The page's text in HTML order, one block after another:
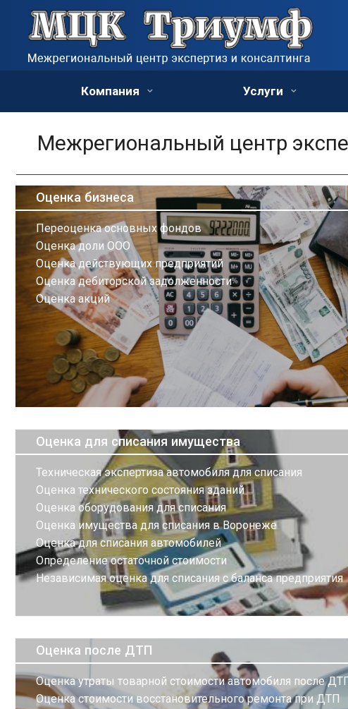
Компания Услуги
Межрегиональный центр
Оценка бизнеса
Переоценка основных фондов
Оценка доли ООО
Оценка действующих предприятий
Оценка дебиторской задолженности
Оценка акций
Оценка для списания имущества
Техническая экспертиза автомобиля для списания
Оценка технического состояния зданий
Оценка оборудования для списания
Оценка имущества для списания в Воронеже
Оценка для списания автомобилей
Определение остаточной стоимости
Независимая оценка для списания с баланса предприятия
Оценка после ДТП
Оценка утраты товарной стоимости автомобиля после
Оценка стоимости восстановительного ремонта при ДТП